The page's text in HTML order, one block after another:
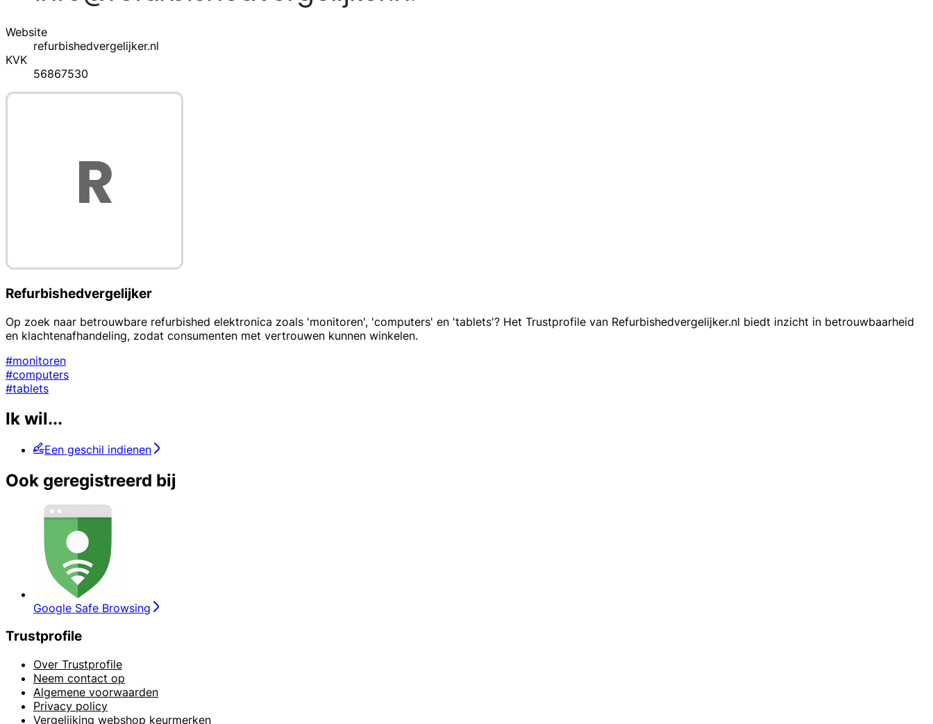
Website
refurbishedvergelijker.nl
KVK
56867530
Refurbishedvergelijker
Op zoek naar betrouwbare refurbished elektronica zoals 'monitoren', 'computers' en 'tablets'? Het Trustprofile van Refurbishedvergelijker.nl biedt inzicht in betrouwbaarheid
en klachtenafhandeling, zodat consumenten met vertrouwen kunnen winkelen.
#monitoren
#computers
#tablets
Ik wil...
Een geschil indienen
Ook geregistreerd bij
Google Safe Browsing
Trustprofile
Over Trustprofile
Neem contact op
Algemene voorwaarden
Privacy policy
Vergelijking webshop keurmerken